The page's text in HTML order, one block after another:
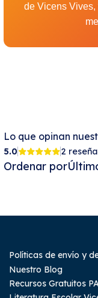
de Vicens Vives,
Lo que opinan
5.0 2
Ordenar por
Políticas de envío y
Nuestro Blog
Recursos Gratuitos